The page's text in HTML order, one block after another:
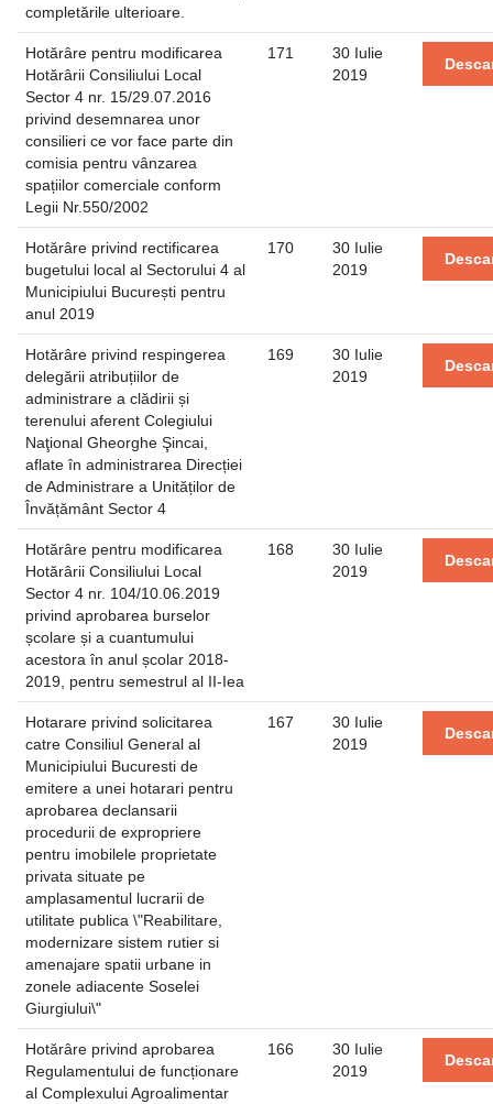
completările ulterioare.
Hotărâre pentru modificarea
Hotărârii Consiliului Local
Sector 4 nr. 15/29.07.2016
privind desemnarea unor
consilieri ce vor face parte din
comisia pentru vânzarea
spațiilor comerciale conform
Legii Nr.550/2002
171
30 Iulie
2019
Hotărâre privind rectificarea
bugetului local al Sectorului 4 al
Municipiului București pentru
anul 2019
170
30 Iulie
2019
Hotărâre privind respingerea
delegării atribuțiilor de
administrare a clădirii și
terenului aferent Colegiului
Naţional Gheorghe Şincai,
aflate în administrarea Direcției
de Administrare a Unităților de
Învățământ Sector 4
169
30 Iulie
2019
Hotărâre pentru modificarea
Hotărârii Consiliului Local
Sector 4 nr. 104/10.06.2019
privind aprobarea burselor
școlare și a cuantumului
acestora în anul școlar 2018-
2019, pentru semestrul al II-Iea
168
30 Iulie
2019
Hotarare privind solicitarea
catre Consiliul General al
Municipiului Bucuresti de
emitere a unei hotarari pentru
aprobarea declansarii
procedurii de expropriere
pentru imobilele proprietate
privata situate pe
amplasamentul lucrarii de
utilitate publica \"Reabilitare,
modernizare sistem rutier si
amenajare spatii urbane in
zonele adiacente Soselei
Giurgiului\"
167
30 Iulie
2019
Hotărâre privind aprobarea
Regulamentului de funcționare
al Complexului Agroalimentar
166
30 Iulie
2019